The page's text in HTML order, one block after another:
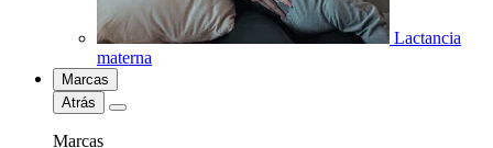
Lactancia
materna
Marcas
Atrás
Marcas